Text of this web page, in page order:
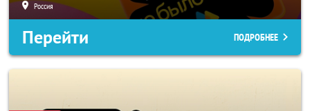
Россия
Перейти ПОДРОБНЕЕ